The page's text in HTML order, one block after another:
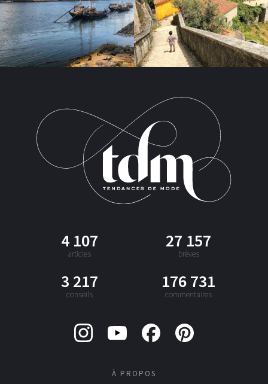
4 107
articles
27 157
brèves
3 217
conseils
176 731
commentaires
À PROPOS